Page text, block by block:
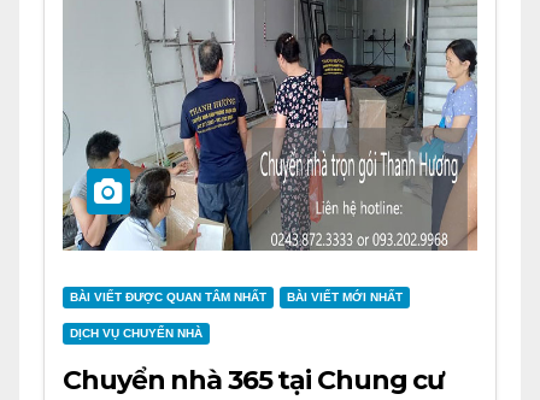
BÀI VIẾT ĐƯỢC QUAN TÂM NHẤT BÀI VIẾT MỚI NHẤT
DỊCH VỤ CHUYỂN NHÀ
Chuyển nhà 365 tại Chung cư